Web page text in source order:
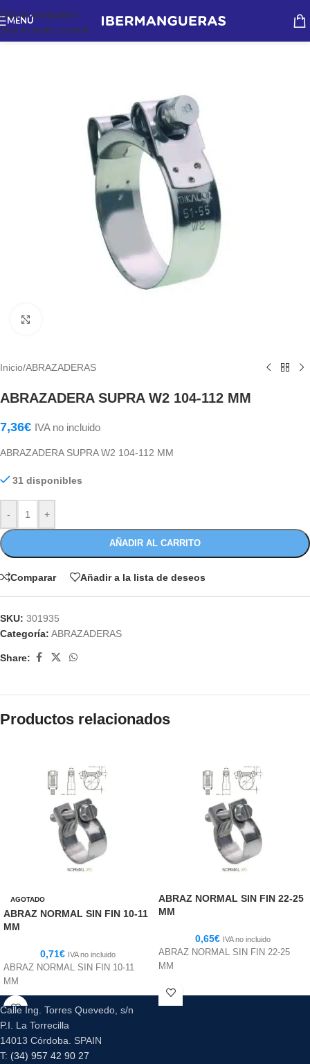
Skip to navigation
Skip to main content
MENÚ
Inicio/ABRAZADERAS
ABRAZADERA SUPRA W2 104-112 MM
7,36€ IVA no incluido
ABRAZADERA SUPRA W2 104-112 MM
31 disponibles
- +
AÑADIR AL CARRITO
Comparar Añadir a la lista de deseos
SKU: 301935
Categoría: ABRAZADERAS
Share:
Productos relacionados
AGOTADO
ABRAZ NORMAL SIN FIN 10-11
MM
0,71€ IVA no incluido
ABRAZ NORMAL SIN FIN 10-11
MM
ABRAZ NORMAL SIN FIN 22-25
MM
0,65€ IVA no incluido
ABRAZ NORMAL SIN FIN 22-25
MM
Calle Ing. Torres Quevedo, s/n
P.I. La Torrecilla
14013 Córdoba. SPAIN
T: (34) 957 42 90 27